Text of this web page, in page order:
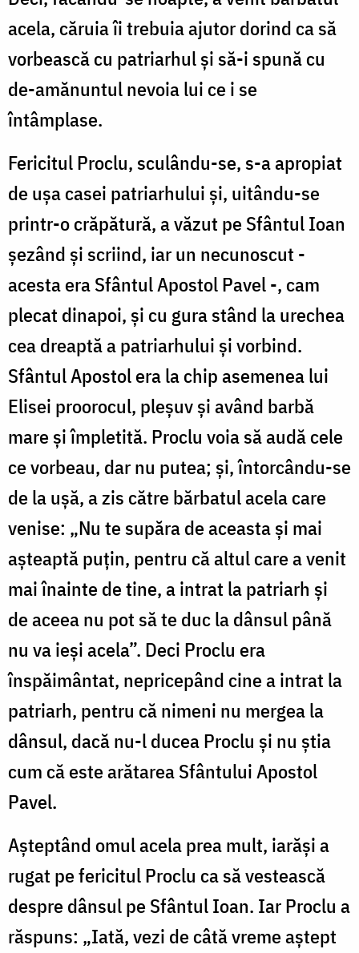
acela, căruia îi trebuia ajutor dorind ca să
vorbească cu patriarhul și să-i spună cu
de-amănuntul nevoia lui ce i se
întâmplase.
Fericitul Proclu, sculându-se, s-a apropiat
de ușa casei patriarhului și, uitându-se
printr-o crăpătură, a văzut pe Sfântul Ioan
șezând și scriind, iar un necunoscut -
acesta era Sfântul Apostol Pavel -, cam
plecat dinapoi, și cu gura stând la urechea
cea dreaptă a patriarhului și vorbind.
Sfântul Apostol era la chip asemenea lui
Elisei proorocul, pleșuv și având barbă
mare și împletită. Proclu voia să audă cele
ce vorbeau, dar nu putea; și, întorcându-se
de la ușă, a zis către bărbatul acela care
venise: „Nu te supăra de aceasta și mai
așteaptă puțin, pentru că altul care a venit
mai înainte de tine, a intrat la patriarh și
de aceea nu pot să te duc la dânsul până
nu va ieși acela”. Deci Proclu era
înspăimântat, nepricepând cine a intrat la
patriarh, pentru că nimeni nu mergea la
dânsul, dacă nu-l ducea Proclu și nu știa
cum că este arătarea Sfântului Apostol
Pavel.
Așteptând omul acela prea mult, iarăși a
rugat pe fericitul Proclu ca să vestească
despre dânsul pe Sfântul Ioan. Iar Proclu a
răspuns: „Iată, vezi de câtă vreme aștept